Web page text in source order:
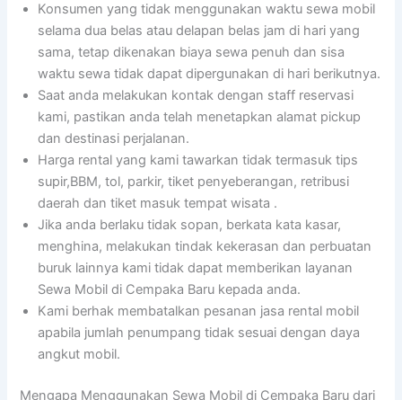
Konsumen yang tidak menggunakan waktu sewa mobil
selama dua belas atau delapan belas jam di hari yang
sama, tetap dikenakan biaya sewa penuh dan sisa
waktu sewa tidak dapat dipergunakan di hari berikutnya.
Saat anda melakukan kontak dengan staff reservasi
kami, pastikan anda telah menetapkan alamat pickup
dan destinasi perjalanan.
Harga rental yang kami tawarkan tidak termasuk tips
supir,BBM, tol, parkir, tiket penyeberangan, retribusi
daerah dan tiket masuk tempat wisata .
Jika anda berlaku tidak sopan, berkata kata kasar,
menghina, melakukan tindak kekerasan dan perbuatan
buruk lainnya kami tidak dapat memberikan layanan
Sewa Mobil di Cempaka Baru kepada anda.
Kami berhak membatalkan pesanan jasa rental mobil
apabila jumlah penumpang tidak sesuai dengan daya
angkut mobil.
Mengapa Menggunakan Sewa Mobil di Cempaka Baru dari